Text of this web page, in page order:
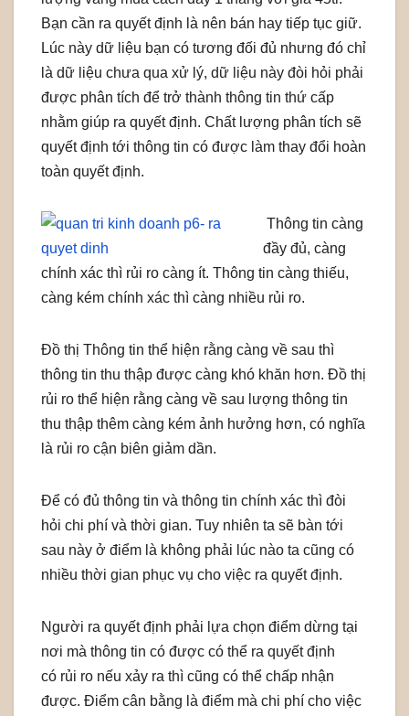
Bạn cần ra quyết định là nên bán hay tiếp tục giữ.
Lúc này dữ liệu bạn có tương đối đủ nhưng đó chỉ
là dữ liệu chưa qua xử lý, dữ liệu này đòi hỏi phải
được phân tích để trở thành thông tin thứ cấp
nhằm giúp ra quyết định. Chất lượng phân tích sẽ
quyết định tới thông tin có được làm thay đổi hoàn
toàn quyết định.
Thông tin càng
đầy đủ, càng
chính xác thì rủi ro càng ít. Thông tin càng thiếu,
càng kém chính xác thì càng nhiều rủi ro.
Đồ thị Thông tin thể hiện rằng càng về sau thì
thông tin thu thập được càng khó khăn hơn. Đồ thị
rủi ro thể hiện rằng càng về sau lượng thông tin
thu thập thêm càng kém ảnh hưởng hơn, có nghĩa
là rủi ro cận biên giảm dần.
Để có đủ thông tin và thông tin chính xác thì đòi
hỏi chi phí và thời gian. Tuy nhiên ta sẽ bàn tới
sau này ở điểm là không phải lúc nào ta cũng có
nhiều thời gian phục vụ cho việc ra quyết định.
Người ra quyết định phải lựa chọn điểm dừng tại
nơi mà thông tin có được có thể ra quyết định
có rủi ro nếu xảy ra thì cũng có thể chấp nhận
được. Điểm cân bằng là điểm mà chi phí cho việc